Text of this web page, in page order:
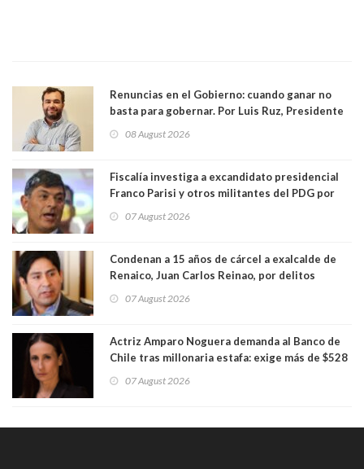
Renuncias en el Gobierno: cuando ganar no
basta para gobernar. Por Luis Ruz, Presidente
08 August 2026
Fiscalía investiga a excandidato presidencial
Franco Parisi y otros militantes del PDG por
07 August 2026
Condenan a 15 años de cárcel a exalcalde de
Renaico, Juan Carlos Reinao, por delitos
07 August 2026
Actriz Amparo Noguera demanda al Banco de
Chile tras millonaria estafa: exige más de $528
07 August 2026